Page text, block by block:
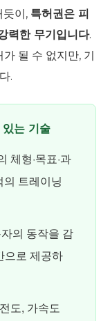
듯이, 특허권은 피
력한 무기입니다.
될 수 없지만, 기
.
는 기술
체형·목표·과
트레이닝
의 동작을 감
으로 제공하
도, 가속도